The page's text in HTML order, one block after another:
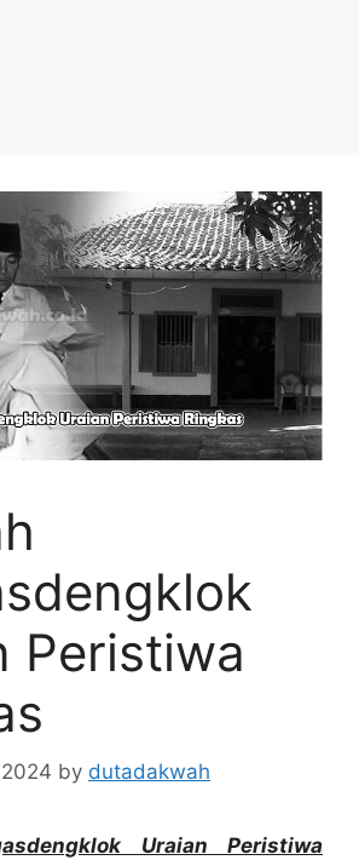
Peristiwa
by dutadakwah
Uraian Peristiwa